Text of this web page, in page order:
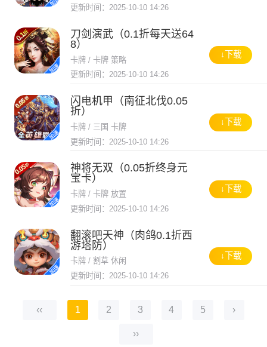
更新时间：2025-10-10 14:26
刀剑演武（0.1折每天送64
8）
卡牌 / 卡牌 策略
更新时间：2025-10-10 14:26
↓下载
闪电机甲（南征北伐0.05
折）
卡牌 / 三国 卡牌
更新时间：2025-10-10 14:26
↓下载
神将无双（0.05折终身元
宝卡）
卡牌 / 卡牌 放置
更新时间：2025-10-10 14:26
↓下载
翻滚吧天神（肉鸽0.1折西
游塔防）
卡牌 / 割草 休闲
更新时间：2025-10-10 14:26
↓下载
‹‹ 1 2 3 4 5 ›
››